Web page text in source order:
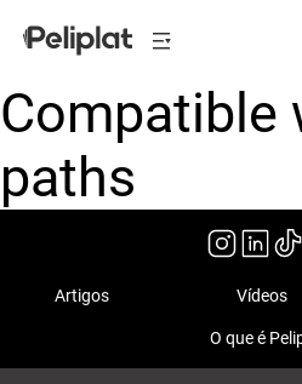
Compatible
paths
Artigos Vídeos
O que é